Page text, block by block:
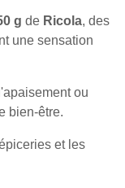
g de Ricola, des
une sensation
ou
bien-être.
et les